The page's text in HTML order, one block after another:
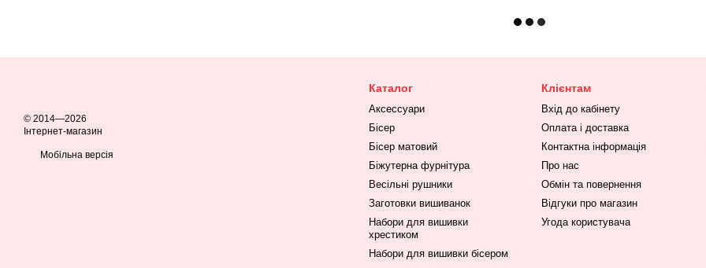
© 2014—2026
Інтернет-магазин
Мобільна версія
Каталог
Аксессуари
Бісер
Бісер матовий
Біжутерна фурнітура
Весільні рушники
Заготовки вишиванок
Набори для вишивки
хрестиком
Набори для вишивки бісером
Клієнтам
Вхід до кабінету
Оплата і доставка
Контактна інформація
Про нас
Обмін та повернення
Відгуки про магазин
Угода користувача